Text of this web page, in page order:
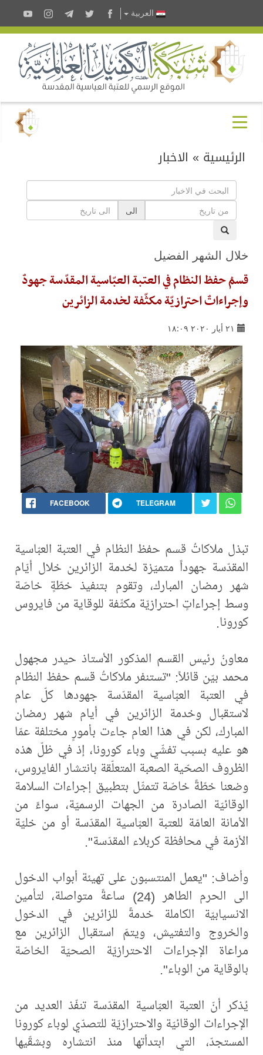
العربية
الرئيسية » الاخبار
الى
خلال الشهر الفضيل
قسمُ حفظ النظام في العتبة العبّاسية المقدّسة جهودٌ
وإجراءاتٌ احترازيّة مكثّفة لخدمة الزائرين
٢١ أيار ٢٠٢٠ ١٨:٠٩
FACEBOOK TELEGRAM
تبذل ملاكاتُ قسم حفظ النظام في العتبة العبّاسية
المقدّسة جهوداً متميّزة لخدمة الزائرين خلال أيّام
شهر رمضان المبارك، وتقوم بتنفيذ خطّةٍ خاصّة
وسط إجراءاتٍ احترازيّة مكثّفة للوقاية من فايروس
كورونا.
معاونُ رئيس القسم المذكور الأستاذ حيدر مجهول
محمد بيّن قائلاً: "تستنفر ملاكاتُ قسم حفظ النظام
في العتبة العبّاسية المقدّسة جهودها كلّ عام
لاستقبال وخدمة الزائرين في أيام شهر رمضان
المبارك، لكن في هذا العام جاءت بأمورٍ مختلفة عمّا
هو عليه بسبب تفشّي وباء كورونا، إذ في ظلّ هذه
الظروف الصحّية الصعبة المتعلّقة بانتشار الفايروس،
وضعنا خطّةً خاصّة تتمثّل بتطبيق إجراءات السلامة
الوقائيّة الصادرة من الجهات الرسميّة، سواءً من
الأمانة العامّة للعتبة العبّاسية المقدّسة أو من خليّة
الأزمة في محافظة كربلاء المقدّسة".
وأضاف: "يعمل المنتسبون على تهيئة أبواب الدخول
الى الحرم الطاهر (24) ساعةً متواصلة، لتأمين
الانسيابيّة الكاملة خدمةً للزائرين في الدخول
والخروج والتفتيش، ويتمّ استقبال الزائرين مع
مراعاة الإجراءات الاحترازيّة الصحيّة الخاصّة
بالوقاية من الوباء".
يُذكر أنّ العتبة العبّاسية المقدّسة تنفّذ العديد من
الإجراءات الوقائيّة والاحترازيّة للتصدّي لوباء كورونا
المستجدّ، التي ابتدأتها منذ انتشاره وبشقّيها